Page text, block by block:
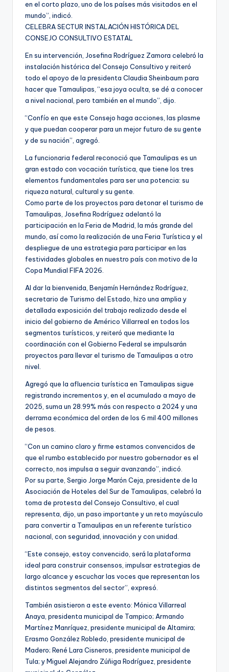
en el corto plazo, uno de los países más visitados en el
mundo”, indicó.
CELEBRA SECTUR INSTALACIÓN HISTÓRICA DEL
CONSEJO CONSULTIVO ESTATAL
En su intervención, Josefina Rodríguez Zamora celebró la
instalación histórica del Consejo Consultivo y reiteró
todo el apoyo de la presidenta Claudia Sheinbaum para
hacer que Tamaulipas, “esa joya oculta, se dé a conocer
a nivel nacional, pero también en el mundo”, dijo.
“Confío en que este Consejo haga acciones, las plasme
y que puedan cooperar para un mejor futuro de su gente
y de su nación”, agregó.
La funcionaria federal reconoció que Tamaulipas es un
gran estado con vocación turística, que tiene los tres
elementos fundamentales para ser una potencia: su
riqueza natural, cultural y su gente.
Como parte de los proyectos para detonar el turismo de
Tamaulipas, Josefina Rodríguez adelantó la
participación en la Feria de Madrid, la más grande del
mundo, así como la realización de una Feria Turística y el
despliegue de una estrategia para participar en las
festividades globales en nuestro país con motivo de la
Copa Mundial FIFA 2026.
Al dar la bienvenida, Benjamín Hernández Rodríguez,
secretario de Turismo del Estado, hizo una amplia y
detallada exposición del trabajo realizado desde el
inicio del gobierno de Américo Villarreal en todos los
segmentos turísticos, y reiteró que mediante la
coordinación con el Gobierno Federal se impulsarán
proyectos para llevar el turismo de Tamaulipas a otro
nivel.
Agregó que la afluencia turística en Tamaulipas sigue
registrando incrementos y, en el acumulado a mayo de
2025, suma un 28.99% más con respecto a 2024 y una
derrama económica del orden de los 6 mil 400 millones
de pesos.
“Con un camino claro y firme estamos convencidos de
que el rumbo establecido por nuestro gobernador es el
correcto, nos impulsa a seguir avanzando”, indicó.
Por su parte, Sergio Jorge Marón Ceja, presidente de la
Asociación de Hoteles del Sur de Tamaulipas, celebró la
toma de protesta del Consejo Consultivo, el cual
representa, dijo, un paso importante y un reto mayúsculo
para convertir a Tamaulipas en un referente turístico
nacional, con seguridad, innovación y con unidad.
“Este consejo, estoy convencido, será la plataforma
ideal para construir consensos, impulsar estrategias de
largo alcance y escuchar las voces que representan los
distintos segmentos del sector”, expresó.
También asistieron a este evento: Mónica Villarreal
Anaya, presidenta municipal de Tampico; Armando
Martínez Manríquez, presidente municipal de Altamira;
Erasmo González Robledo, presidente municipal de
Madero; René Lara Cisneros, presidente municipal de
Tula; y Miguel Alejandro Zúñiga Rodríguez, presidente